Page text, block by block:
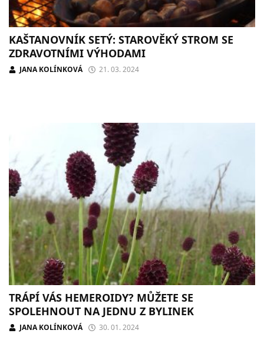
KAŠTANOVNÍK SETÝ: STAROVĚKÝ STROM SE
ZDRAVOTNÍMI VÝHODAMI
JANA KOLÍNKOVÁ 21. 03. 2024
TRÁPÍ VÁS HEMEROIDY? MŮŽETE SE
SPOLEHNOUT NA JEDNU Z BYLINEK
JANA KOLÍNKOVÁ 30. 01. 2024